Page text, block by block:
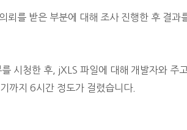
의뢰를 받은 부분에 대해 조사 진행한 후 결과
시청한 후, jXLS 파일에 대해 개발자와 주
까지 6시간 정도가 걸렸습니다.